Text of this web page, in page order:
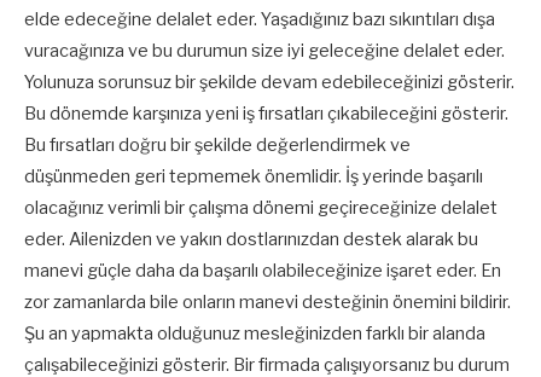
elde edeceğine delalet eder. Yaşadığınız bazı sıkıntıları dışa
vuracağınıza ve bu durumun size iyi geleceğine delalet eder.
Yolunuza sorunsuz bir şekilde devam edebileceğinizi gösterir.
Bu dönemde karşınıza yeni iş fırsatları çıkabileceğini gösterir.
Bu fırsatları doğru bir şekilde değerlendirmek ve
düşünmeden geri tepmemek önemlidir. İş yerinde başarılı
olacağınız verimli bir çalışma dönemi geçireceğinize delalet
eder. Ailenizden ve yakın dostlarınızdan destek alarak bu
manevi güçle daha da başarılı olabileceğinize işaret eder. En
zor zamanlarda bile onların manevi desteğinin önemini bildirir.
Şu an yapmakta olduğunuz mesleğinizden farklı bir alanda
çalışabileceğinizi gösterir. Bir firmada çalışıyorsanız bu durum